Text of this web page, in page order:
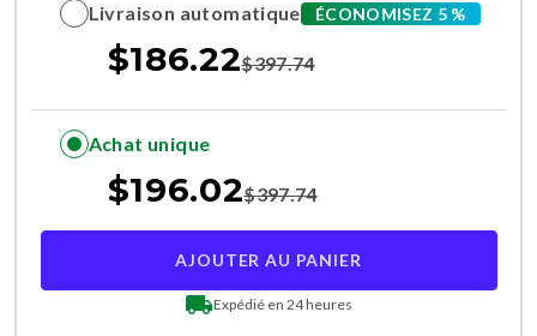
Livraison automatique ÉCONOMISEZ 5 %
$186.22$397.74
Achat unique
$196.02$397.74
AJOUTER AU PANIER
Expédié en 24 heures